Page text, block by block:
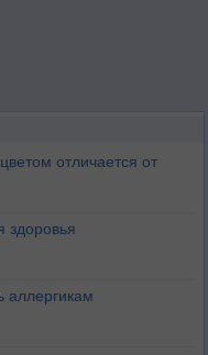
отличается от
здоровья
аллергикам